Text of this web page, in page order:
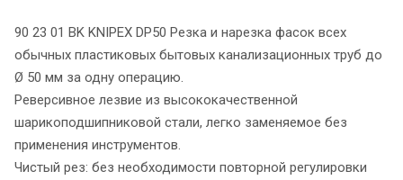
90 23 01 BK KNIPEX DP50 Резка и нарезка фасок всех
обычных пластиковых бытовых канализационных труб до
Ø 50 мм за одну операцию.
Реверсивное лезвие из высококачественной
шарикоподшипниковой стали, легко заменяемое без
применения инструментов.
Чистый рез: без необходимости повторной регулировки